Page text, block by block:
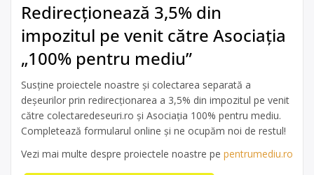
Redirecționează 3,5% din
impozitul pe venit către Asociația
„100% pentru mediu”
Susține proiectele noastre și colectarea separată a
deșeurilor prin redirecționarea a 3,5% din impozitul pe venit
către colectaredeseuri.ro și Asociația 100% pentru mediu.
Completează formularul online și ne ocupăm noi de restul!
Vezi mai multe despre proiectele noastre pe pentrumediu.ro